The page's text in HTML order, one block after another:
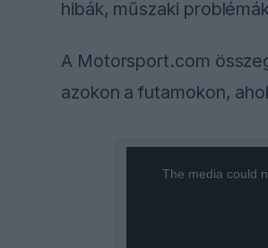
hibák, műszaki
A Motorsport.com
azokon a futamokon,
The media could